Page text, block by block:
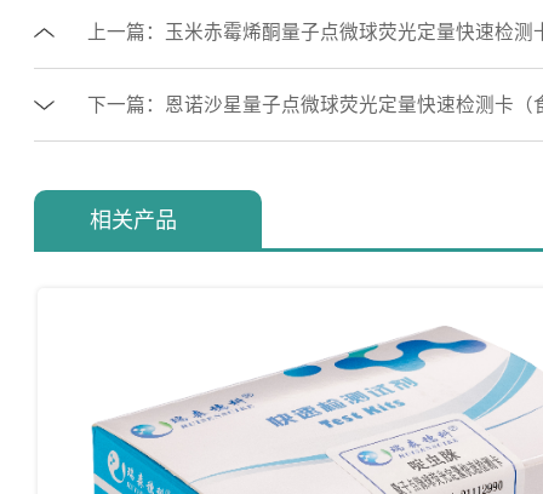
上一篇：玉米赤霉烯酮量子点微球荧光定量快速检测
下一篇：恩诺沙星量子点微球荧光定量快速检测卡（
相关产品